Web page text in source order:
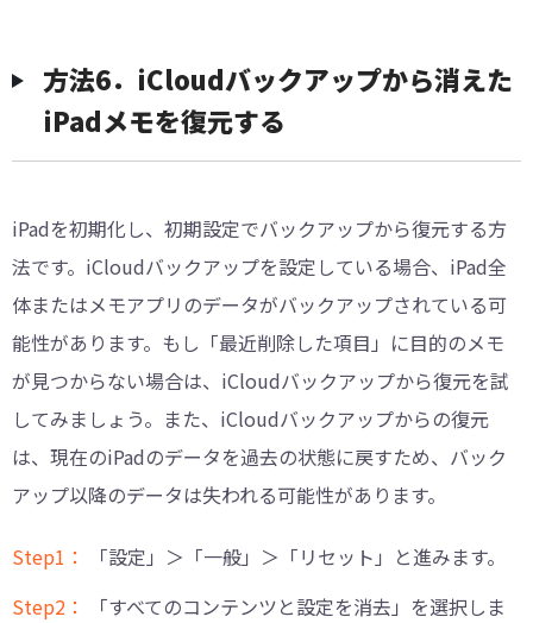
方法6．iCloudバックアップから消えた
iPadメモを復元する
iPadを初期化し、初期設定でバックアップから復元する方
法です。iCloudバックアップを設定している場合、iPad全
体またはメモアプリのデータがバックアップされている可
能性があります。もし「最近削除した項目」に目的のメモ
が見つからない場合は、iCloudバックアップから復元を試
してみましょう。また、iCloudバックアップからの復元
は、現在のiPadのデータを過去の状態に戻すため、バック
アップ以降のデータは失われる可能性があります。
Step1：
「設定」＞「一般」＞「リセット」と進みます。
Step2：
「すべてのコンテンツと設定を消去」を選択しま